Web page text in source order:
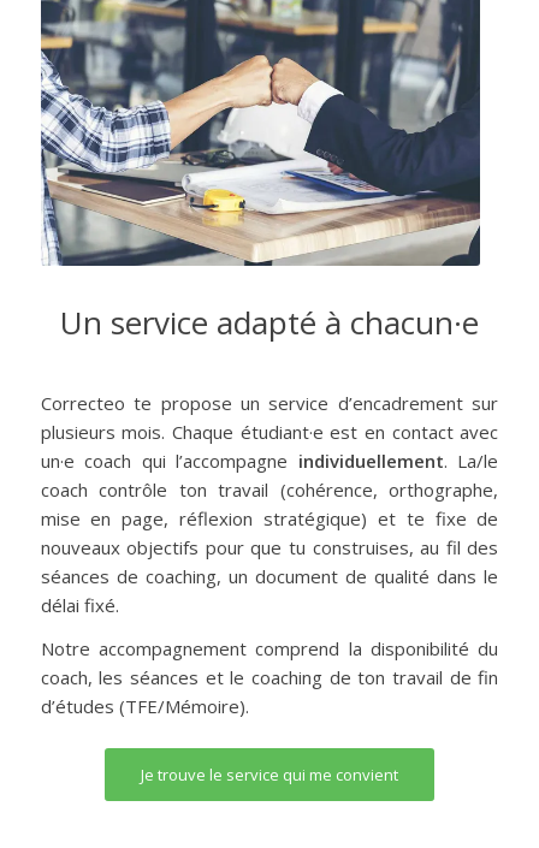
Un service adapté à chacun·e
Correcteo te propose un service d’encadrement sur
plusieurs mois. Chaque étudiant·e est en contact avec
un·e coach qui l’accompagne individuellement. La/le
coach contrôle ton travail (cohérence, orthographe,
mise en page, réflexion stratégique) et te fixe de
nouveaux objectifs pour que tu construises, au fil des
séances de coaching, un document de qualité dans le
délai fixé.
Notre accompagnement comprend la disponibilité du
coach, les séances et le coaching de ton travail de fin
d’études (TFE/Mémoire).
Je trouve le service qui me convient